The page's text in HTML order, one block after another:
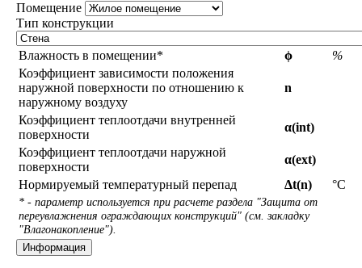
Помещение
Тип конструкции
Влажность в помещении* ϕ
%
Коэффициент зависимости положения
наружной поверхности по отношению к
наружному воздуху
n
Коэффициент теплоотдачи внутренней
поверхности
α(int)
Коэффициент теплоотдачи наружной
поверхности
α(ext)
Нормируемый температурный перепад
Δt(n) °С
* - параметр используется при расчете раздела "Защита от
переувлажнения ограждающих конструкций" (см. закладку
"Влагонакопление").
Информация